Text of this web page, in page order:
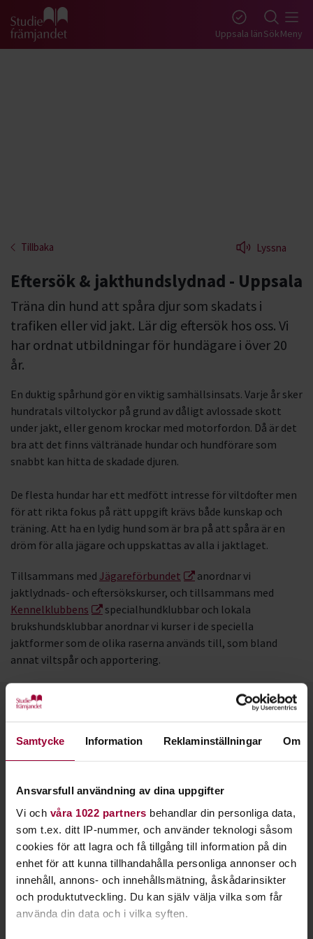
Samtycke Information Reklaminställningar Om
Ansvarsfull användning av dina uppgifter
Vi och våra 1022 partners behandlar din personliga data,
som t.ex. ditt IP-nummer, och använder teknologi såsom
cookies för att lagra och få tillgång till information på din
enhet för att kunna tillhandahålla personliga annonser och
innehåll, annons- och innehållsmätning, åskådarinsikter
och produktutveckling. Du kan själv välja vilka som får
använda din data och i vilka syften.
Gå till studiefrämjandets startsida Uppsala länSökMeny
Tillbaka Lyssna
Eftersök & jakthundslydnad - Uppsala
Träna din hund att spåra djur som skadats i
trafiken eller vid jakt. Lär dig eftersök hos oss. Vi
har ordnat utbildningar för hundägare i över 20
år.
En duktig spårhund gör en viktig samhällsinsats. Varje år sker
hundratals viltolyckor på grund av dåligt avlossade skott
under jakt, eller genom krockar med motorfordon. Då är det
bra att det finns vältränade hundar och hundförare som
snabbt kan hitta de skadade djuren.
De flesta hundar har ett medfött intresse för viltdofter men
för att rikta fokus på rätt uppgift krävs både kunskap och
träning. Att ha en lydig hund som är bra på att spåra är en
dröm för alla jägare och uppskattas av alla i jaktlaget.
Tillsammans med Jägareförbundet
anordnar vi
jaktlydnads- och eftersökskurser, och tillsammans med
Kennelklubbens
specialhundklubbar och lokala
brukshundsklubbar anordnar vi kurser i de speciella
jaktformer som de olika raserna används till, som bland
annat viltspår och apportering.
Kontakt